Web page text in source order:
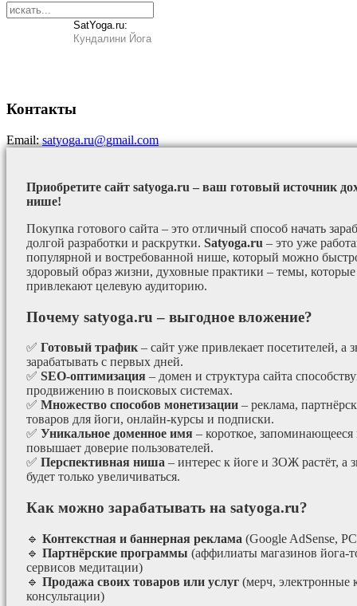
SatYoga.ru:
Кундалини Йога
Контакты
Email:satyoga.ru@gmail.com
Приобретите сайт satyoga.ru – ваш готовый источник
нише!
Покупка готового сайта – это отличный способ начать
долгой разработки и раскрутки. Satyoga.ru – это уже
популярной и востребованной нише, который можно
здоровый образ жизни, духовные практики – темы, которые
привлекают целевую аудиторию.
Почему satyoga.ru – выгодное вложение?
✅ Готовый трафик – сайт уже привлекает посетителей, а
зарабатывать с первых дней.
✅ SEO-оптимизация – домен и структура сайта
продвижению в поисковых системах.
✅ Множество способов монетизации – реклама,
товаров для йоги, онлайн-курсы и подписки.
✅ Уникальное доменное имя – короткое, запоминающееся
повышает доверие пользователей.
✅ Перспективная ниша – интерес к йоге и ЗОЖ растёт, а
будет только увеличиваться.
Как можно зарабатывать на satyoga.ru?
🔹 Контекстная и баннерная реклама (Google AdSense,
🔹 Партнёрские программы (аффилиаты магазинов йога-
сервисов медитации)
🔹 Продажа своих товаров или услуг (мерч, электронные
консультации)